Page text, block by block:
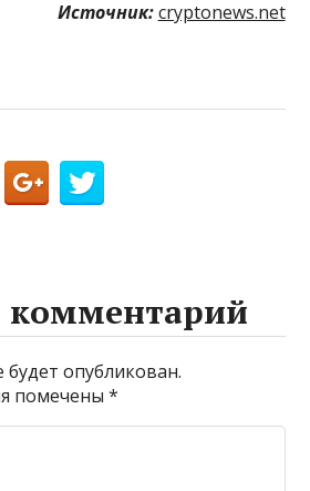
Источник: cryptonews.net
комментарий
опубликован.
помечены*